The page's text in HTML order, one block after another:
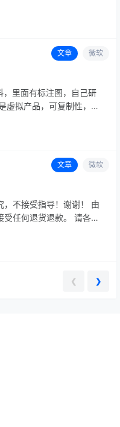
文章 微软
里面有标注图，自己研
虚拟产品，可复制性，不
文章 微软
，不接受指导！谢谢！ 由
任何退货退款。 请各位
❮ ❯